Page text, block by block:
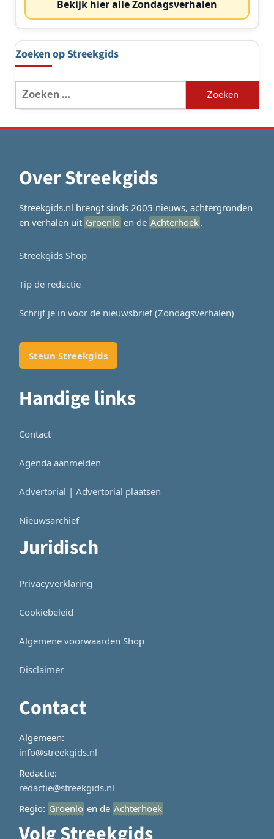
Bekijk hier alle Zondagsverhalen
Zoeken op Streekgids
Zoeken
naar:
Over Streekgids
Streekgids.nl brengt sinds 2005 nieuws, achtergronden
en verhalen uit Groenlo en de Achterhoek.
Streekgids Shop
Tip de redactie
Schrijf je in voor de nieuwsbrief (Zondagsverhalen)
Steun Streekgids
Handige links
Contact
Agenda aanmelden
Advertorial | Advertorial plaatsen
Nieuwsarchief
Juridisch
Privacyverklaring
Cookiebeleid
Algemene voorwaarden Shop
Disclaimer
Contact
Algemeen:
info@streekgids.nl
Redactie:
redactie@streekgids.nl
Regio: Groenlo en de Achterhoek